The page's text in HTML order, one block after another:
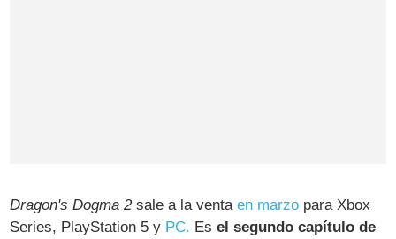
Dragon's Dogma 2sale a la ventaen marzo para Xbox
Series, PlayStation 5 y PC. Es el segundo capítulo de